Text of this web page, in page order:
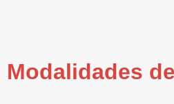
Modalidades